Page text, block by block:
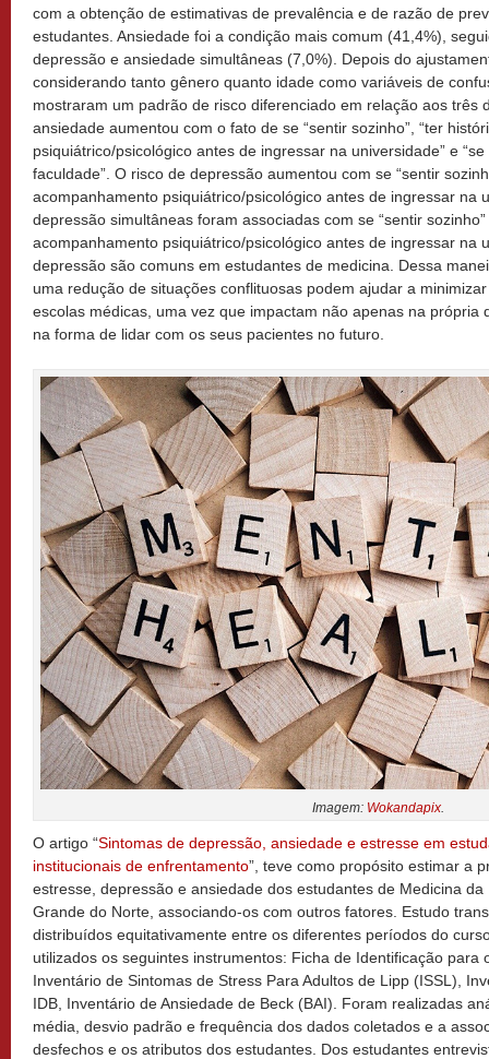
com a obtenção de estimativas de prevalência e de razão de
estudantes. Ansiedade foi a condição mais comum (41,4%),
depressão e ansiedade simultâneas (7,0%). Depois do
considerando tanto gênero quanto idade como variáveis de
mostraram um padrão de risco diferenciado em relação aos três
ansiedade aumentou com o fato de se “sentir sozinho”, “ter
psiquiátrico/psicológico antes de ingressar na universidade” e
faculdade”. O risco de depressão aumentou com se “sentir
acompanhamento psiquiátrico/psicológico antes de ingressar na
depressão simultâneas foram associadas com se “sentir
acompanhamento psiquiátrico/psicológico antes de ingressar na
depressão são comuns em estudantes de medicina. Dessa
uma redução de situações conflituosas podem ajudar a
escolas médicas, uma vez que impactam não apenas na própria
na forma de lidar com os seus pacientes no futuro.
Imagem: Wokandapix.
O artigo “Sintomas de depressão, ansiedade e estresse em
institucionais de enfrentamento”, teve como propósito estimar a
estresse, depressão e ansiedade dos estudantes de Medicina
Grande do Norte, associando-os com outros fatores. Estudo
distribuídos equitativamente entre os diferentes períodos do
utilizados os seguintes instrumentos: Ficha de Identificação para
Inventário de Sintomas de Stress Para Adultos de Lipp (ISSL),
IDB, Inventário de Ansiedade de Beck (BAI). Foram realizadas
média, desvio padrão e frequência dos dados coletados e a
desfechos e os atributos dos estudantes. Dos estudantes